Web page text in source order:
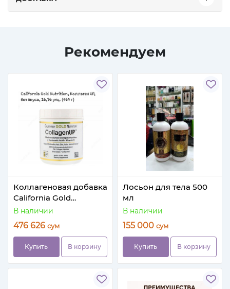
Рекомендуем
Коллагеновая добавка
California Gold
Nutrition CollagenUр
(464 гр.)
В наличии
476 626 сум
Купить В корзину
Лосьон для тела 500
мл
В наличии
155 000 сум
Купить В корзину